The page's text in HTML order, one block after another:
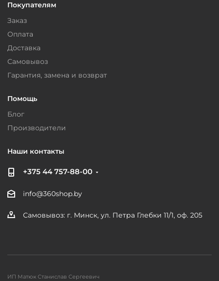
Покупателям
Заказ
Оплата
Доставка
Самовывоз
Гарантия, замена и возврат
Помощь
Блог
Производители
Наши контакты
+375 44 757-88-00
info@360shop.by
Самовывоз: г. Минск, ул. Петра Глебки 11/1, оф. 205
ИП Матюк Станислав Сергеевич